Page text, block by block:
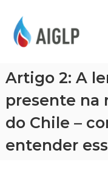
P
Artigo 2: A
presente na
do Chile –
entender